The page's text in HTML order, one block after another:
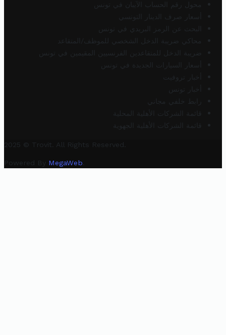
محول رقم الحساب الآيبان في تونس
أسعار صرف الدينار التونسي
البحث عن الرمز البريدي في تونس
محاكي ضريبة الدخل الشخصي للموظف/المتقاعد
ضريبة الدخل للمتقاعدين الفرنسيين المقيمين في تونس
أسعار السيارات الجديدة في تونس
أخبار تروفيت
أخبار تونس
رابط خلفي مجاني
قائمة الشركات الأهلية المحلية
قائمة الشركات الأهلية الجهوية
2025 © Trovit. All Rights Reserved.
Powered By MegaWeb